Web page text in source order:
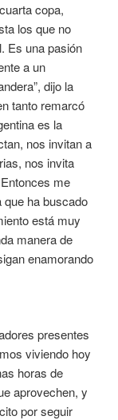
copa,
los que no
Es una pasión
a un
dijo la
tanto remarcó
es la
nos invitan a
nos invita
me
que ha buscado
está muy
manera de
enamorando
presentes
viviendo hoy
horas de
aprovechen, y
por seguir